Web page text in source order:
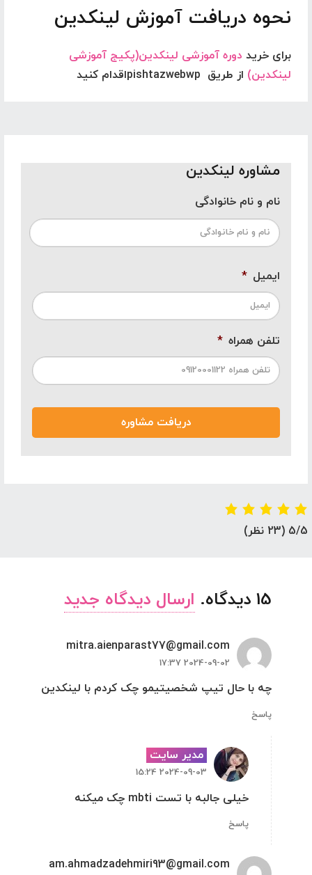
نحوه دریافت آموزش لینکدین
برای خرید دوره آموزشی لینکدین(پکیج آموزشی
لینکدین) از طریق pishtazwebwpاقدام کنید
مشاوره لینکدین
نام و نام خانوادگی
اول
ایمیل *
تلفن همراه *
5/5 (23 نظر)
15 دیدگاه. ارسال دیدگاه جدید
mitra.aienparast77@gmail.com
2024-09-02 17:37
چه با حال تیپ شخصیتیمو چک کردم با لینکدین
پاسخ
مدیر سایت
2024-09-03 15:24
خیلی جالبه با تست mbti چک میکنه
پاسخ
am.ahmadzadehmiri93@gmail.com